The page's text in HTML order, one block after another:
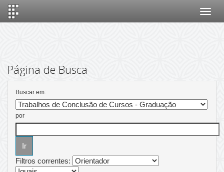
Página de Busca
Buscar em:
por
Filtros correntes: